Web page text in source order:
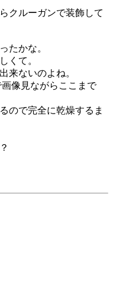
クルーガンで装飾して
たかな。
くて。
来ないのよね。
像見ながらここまで
ので完全に乾燥するま